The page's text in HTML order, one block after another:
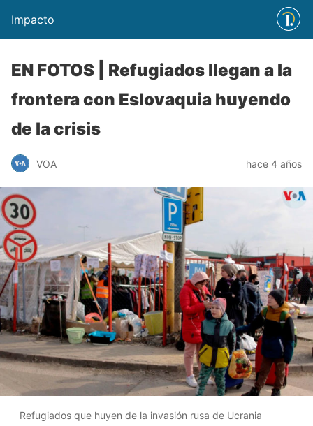
Impacto
EN FOTOS | Refugiados llegan a la
frontera con Eslovaquia huyendo
de la crisis
VOA hace 4 años
Refugiados que huyen de la invasión rusa de Ucrania